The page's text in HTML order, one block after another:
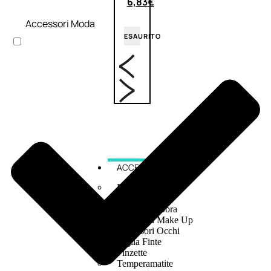
ESAURITO
ACCESSORI
Pennelli Viso
Pennelli Labbra
Accessori Make Up
Accessori Occhi
Ciglia Finte
Pinzette
Temperamatite
Accessori Moda